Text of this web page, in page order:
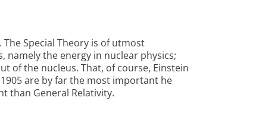
Special Theory is of utmost
the energy in nuclear physics;
of the nucleus. That, of course, Einstein
are by far the most important he
than General Relativity.